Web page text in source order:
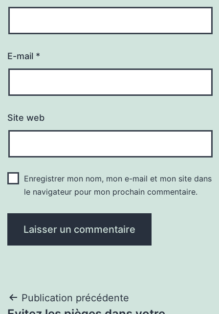
E-mail *
Site web
Enregistrer mon nom, mon e-mail et mon site dans
le navigateur pour mon prochain commentaire.
Navigation
Publication précédente